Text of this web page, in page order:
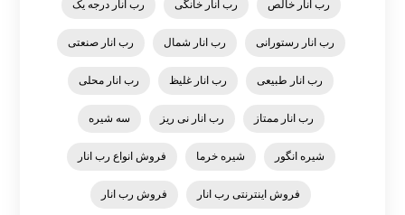
رب انار خالص رب انار خانگی رب انار درجه یک
رب انار رستورانی رب انار شمال رب انار صنعتی
رب انار طبیعی رب انار غلیظ رب انار محلی
رب انار ممتاز رب انار نی ریز سه شیره
شیره انگور شیره خرما فروش انواع رب انار
فروش اینترنتی رب انار فروش رب انار